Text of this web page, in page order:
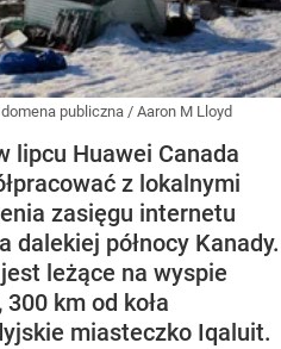
domena publiczna / Aaron M Lloyd
lipcu Huawei Canada
z lokalnymi
zasięgu internetu
dalekiej północy Kanady.
leżące na wyspie
km od koła
miasteczko Iqaluit.